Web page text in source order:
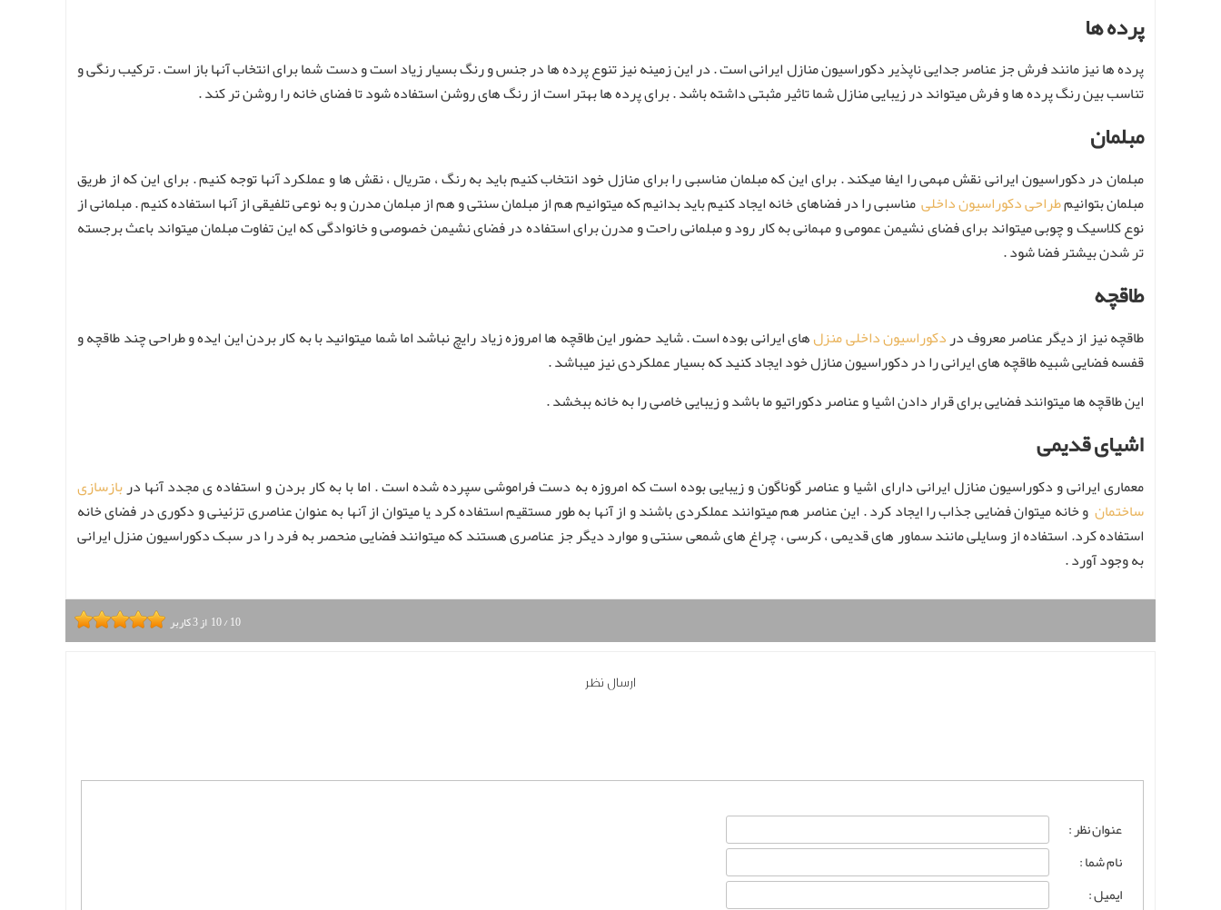
پرده ها
پرده ها نیز مانند فرش جز عناصر جدایی ناپذیر دکوراسیون منازل ایرانی است . در این زمینه نیز تنوع پرده ها در جنس و رنگ بسیار زیاد است و دست شما برای انتخاب آنها باز است . ترکیب رنگی و
تناسب بین رنگ پرده ها و فرش میتواند در زیبایی منازل شما تاثیر مثبتی داشته باشد . برای پرده ها بهتر است از رنگ های روشن استفاده شود تا فضای خانه را روشن تر کند .
مبلمان
مبلمان در دکوراسیون ایرانی نقش مهمی را ایفا میکند . برای این که مبلمان مناسبی را برای منازل خود انتخاب کنیم باید به رنگ ، متریال ، نقش ها و عملکرد آنها توجه کنیم . برای این که از طریق
مبلمان بتوانیمطراحی دکوراسیون داخلیمناسبی را در فضاهای خانه ایجاد کنیم باید بدانیم که میتوانیم هم از مبلمان سنتی و هم از مبلمان مدرن و به نوعی تلفیقی از آنها استفاده کنیم . مبلمانی از
نوع کلاسیک و چوبی میتواند برای فضای نشیمن عمومی و مهمانی به کار رود و مبلمانی راحت و مدرن برای استفاده در فضای نشیمن خصوصی و خانوادگی که این تفاوت مبلمان میتواند باعث برجسته
تر شدن بیشتر فضا شود .
طاقچه
طاقچه نیز از دیگر عناصر معروف دردکوراسیون داخلی منزلهای ایرانی بوده است . شاید حضور این طاقچه ها امروزه زیاد رایچ نباشد اما شما میتوانید با به کار بردن این ایده و طراحی چند طاقچه و
قفسه فضایی شبیه طاقچه های ایرانی را در دکوراسیون منازل خود ایجاد کنید که بسیار عملکردی نیز میباشد .
این طاقچه ها میتوانند فضایی برای قرار دادن اشیا و عناصر دکوراتیو ما باشد و زیبایی خاصی را به خانه ببخشد .
اشیای قدیمی
معماری ایرانی و دکوراسیون منازل ایرانی دارای اشیا و عناصر گوناگون و زیبایی بوده است که امروزه به دست فراموشی سپرده شده است . اما با به کار بردن و استفاده ی مجدد آنها دربازسازی
ساختمانو خانه میتوان فضایی جذاب را ایجاد کرد . این عناصر هم میتوانند عملکردی باشند و از آنها به طور مستقیم استفاده کرد یا میتوان از آنها به عنوان عناصری تزئینی و دکوری در فضای خانه
استفاده کرد. استفاده از وسایلی مانند سماور های قدیمی ، کرسی ، چراغ های شمعی سنتی و موارد دیگر جز عناصری هستند که میتوانند فضایی منحصر به فرد را در سبک دکوراسیون منزل ایرانی
به وجود آورد .
10/10 از3کاربر
ارسال نظر
عنوان نظر :
نام شما :
ایمیل :